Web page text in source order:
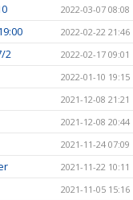
2022-03-07 08:08
2022-02-22 21:46
2 2022-02-17 09:01
2022-01-10 19:15
2021-12-08 21:21
2021-12-08 20:44
2021-11-24 07:09
2021-11-22 10:11
2021-11-05 15:16